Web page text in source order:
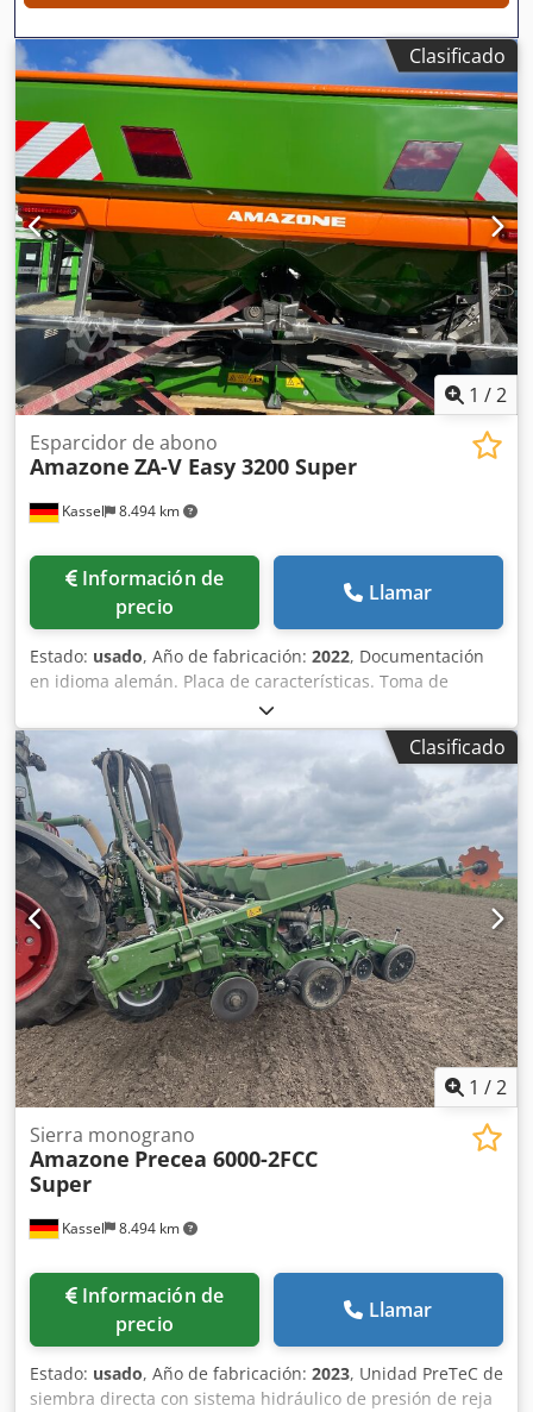
Clasificado
1 /2
Kassel 8.494 km
Esparcidor de abono
Amazone ZA-V Easy 3200 Super
Información de
precio
Llamar
Estado: usado, Año de fabricación: 2022, Documentación
en idioma alemán. Placa de características. Toma de
fuerza articulada de 910 mm con embrague de fricción.
Superestructura de depósito L 3200 plegada, montada de
fábrica. Guardabarros L y escaleras. Iluminación LED
trasera para circulación vial. Lona enrollable de cobertura
con accionamiento manual. Dkedpfx Aerxr R Sek Ejr
Clasificado
1 /2
Kassel 8.494 km
Sierra monograno
Amazone Precea 6000-2FCC
Super
Información de
precio
Llamar
Estado: usado, Año de fabricación: 2023, Unidad PreTeC de
siembra directa con sistema hidráulico de presión de reja